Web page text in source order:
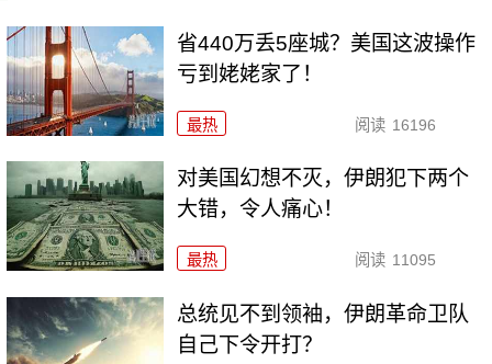
省440万丢5座城？美国这波操作
亏到姥姥家了！
最热 阅读 16196
对美国幻想不灭，伊朗犯下两个
大错，令人痛心！
最热 阅读 11095
总统见不到领袖，伊朗革命卫队
自己下令开打？